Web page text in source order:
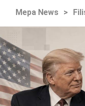
Mepa News >